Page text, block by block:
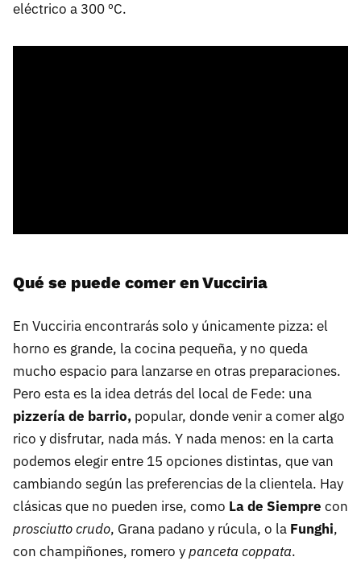
eléctrico a 300 ºC.
Qué se puede comer en Vucciria
En Vucciria encontrarás solo y únicamente pizza: el
horno es grande, la cocina pequeña, y no queda
mucho espacio para lanzarse en otras preparaciones.
Pero esta es la idea detrás del local de Fede: una
pizzería de barrio, popular, donde venir a comer algo
rico y disfrutar, nada más. Y nada menos: en la carta
podemos elegir entre 15 opciones distintas, que van
cambiando según las preferencias de la clientela. Hay
clásicas que no pueden irse, como La de Siempre con
prosciutto crudo, Grana padano y rúcula, o la Funghi,
con champiñones, romero ypanceta coppata.